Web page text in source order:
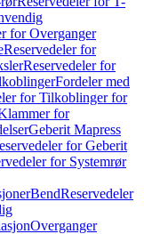
for Overganger
Reservedeler for
Reservedeler for
Fordeler med
for Tilkoblinger for
for
Geberit Mapress
for Geberit
for Systemrør
BendReservedeler
Overganger